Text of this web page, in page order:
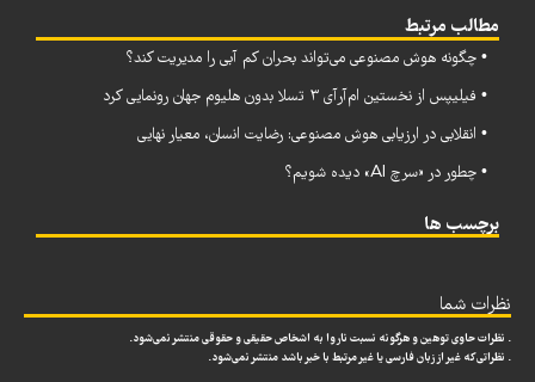
مطالب مرتبط
• چگونه هوش مصنوعی می‌تواند بحران کم‌ آبی را مدیریت کند؟
• فیلیپس از نخستین ام‌آرآی ۳ تسلا بدون هلیوم جهان رونمایی کرد
• انقلابی در ارزیابی هوش مصنوعی: رضایت انسان، معیار نهایی
• چطور در «سرچ AI» دیده شویم؟
برچسب ها
نظرات شما
. نظرات حاوی توهین و هرگونه نسبت ناروا به اشخاص حقیقی و حقوقی منتشر نمی‌شود.
. نظراتی که غیر از زبان فارسی یا غیر مرتبط با خبر باشد منتشر نمی‌شود.